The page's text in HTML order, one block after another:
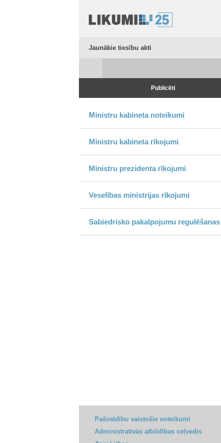
Jaunākie tiesību akti
Publicēti
Ministru kabineta noteikumi
Ministru kabineta rīkojumi
Ministru prezidenta rīkojumi
Veselības ministrijas rīkojumi
Sabiedrisko pakalpojumu
Pašvaldību saistošie noteikumi
Administratīvās atbildības ceļvedis